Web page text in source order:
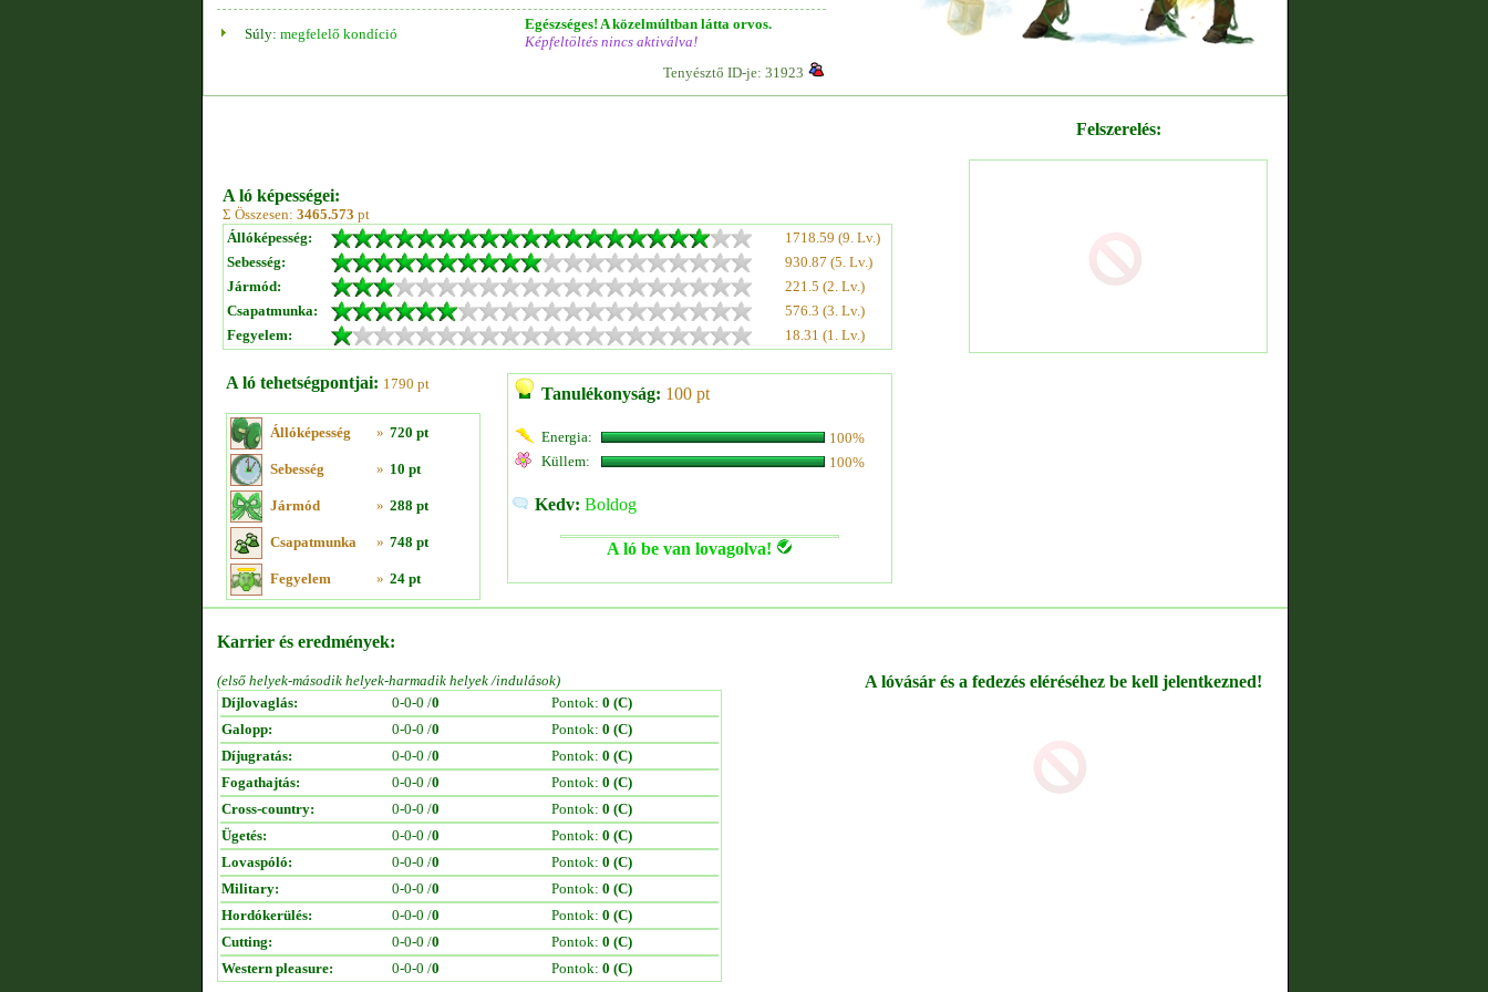
Súly: megfelelő kondíció
Egészséges! A közelmúltban látta orvos.
Képfeltöltés nincs aktiválva!
Tenyésztő ID-je: 31923
A ló képességei:
Σ Összesen: 3465.573 pt
Állóképesség:
1718.59 (9. Lv.)
Sebesség:
930.87 (5. Lv.)
Jármód:
221.5 (2. Lv.)
Csapatmunka:
576.3 (3. Lv.)
Fegyelem:
18.31 (1. Lv.)
A ló tehetségpontjai: 1790 pt
Állóképesség » 720 pt
Sebesség » 10 pt
Jármód » 288 pt
Csapatmunka » 748 pt
Fegyelem » 24 pt
Tanulékonyság: 100 pt
Energia:
100%
Küllem:
100%
Kedv: Boldog
A ló be van lovagolva!
Felszerelés:
Karrier és eredmények:
(első helyek-második helyek-harmadik helyek /indulások)
Díjlovaglás:
0-0-0 /0 Pontok: 0 (C)
Galopp:
0-0-0 /0 Pontok: 0 (C)
Díjugratás:
0-0-0 /0 Pontok: 0 (C)
Fogathajtás:
0-0-0 /0 Pontok: 0 (C)
Cross-country:
0-0-0 /0 Pontok: 0 (C)
Ügetés:
0-0-0 /0 Pontok: 0 (C)
Lovaspóló:
0-0-0 /0 Pontok: 0 (C)
Military:
0-0-0 /0 Pontok: 0 (C)
Hordókerülés:
0-0-0 /0 Pontok: 0 (C)
Cutting:
0-0-0 /0 Pontok: 0 (C)
Western pleasure:
0-0-0 /0 Pontok: 0 (C)
A lóvásár és a fedezés eléréséhez be kell jelentkezned!